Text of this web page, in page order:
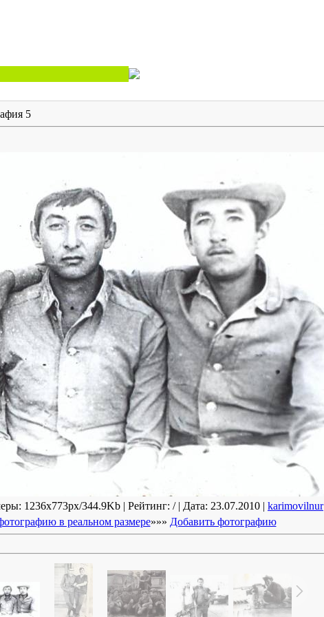
5
1236x773px/344.9Kb | Рейтинг: / | Дата: 23.07.2010 | karimovilnur
в реальном размере»»» Добавить фотографию